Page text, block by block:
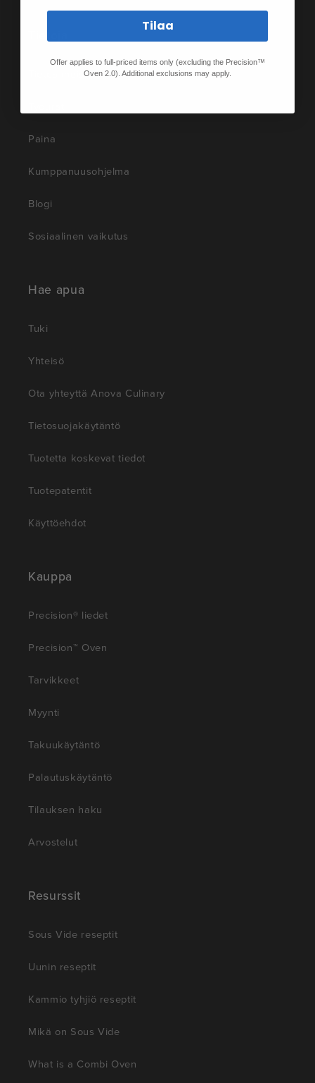
Tietoa meistä
Paina
Kumppanuusohjelma
Blogi
Sosiaalinen vaikutus
Hae apua
Tuki
Yhteisö
Ota yhteyttä Anova Culinary
Tietosuojakäytäntö
Tuotetta koskevat tiedot
Tuotepatentit
Käyttöehdot
Kauppa
Precision® liedet
Precision™ Oven
Tarvikkeet
Myynti
Takuukäytäntö
Palautuskäytäntö
Tilauksen haku
Arvostelut
Resurssit
Sous Vide reseptit
Uunin reseptit
Kammio tyhjiö reseptit
Mikä on Sous Vide
What is a Combi Oven
Tilaa
Offer applies to full-priced items only (excluding the Precision™
Oven 2.0). Additional exclusions may apply.